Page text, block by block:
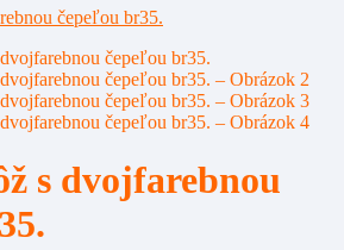
s dvojfarebnou